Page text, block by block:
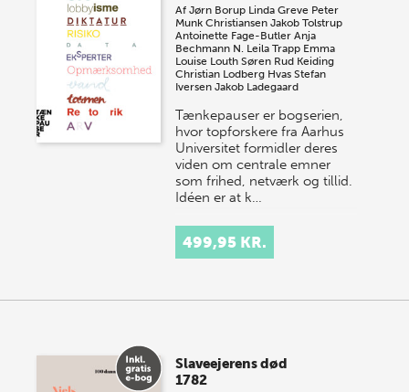
AfJørn Borup Linda Greve Peter
Munk Christiansen Jakob Tolstrup
Antoinette Fage-Butler Anja
Bechmann N. Leila Trapp Emma
Louise Louth Søren Rud Keiding
Christian Lodberg Hvas Stefan
Iversen Jakob Ladegaard
Tænkepauser er bogserien,
hvor topforskere fra Aarhus
Universitet formidler deres
viden om centrale emner
som frihed, netværk og tillid.
Idéen er at k…
499,95 KR.
Slaveejerens død
1782